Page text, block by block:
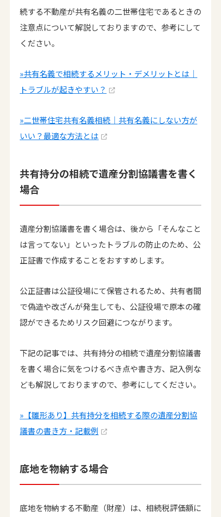
続する不動産が共有名義の二世帯住宅であるときの
注意点について解説しておりますので、参考にして
ください。
»共有名義で相続するメリット・デメリットとは｜
トラブルが起きやすい？
»二世帯住宅共有名義相続｜共有名義にしない方が
いい？最適な方法とは
共有持分の相続で遺産分割協議書を書く
場合
遺産分割協議書を書く場合は、後から「そんなこと
は言ってない」といったトラブルの防止のため、公
正証書で作成することをおすすめします。
公正証書は公証役場にて保管されるため、共有者間
で偽造や改ざんが発生しても、公証役場で原本の確
認ができるためリスク回避につながります。
下記の記事では、共有持分の相続で遺産分割協議書
を書く場合に気をつけるべき点や書き方、記入例な
ども解説しておりますので、参考にしてください。
»【雛形あり】共有持分を相続する際の遺産分割協
議書の書き方・記載例
底地を物納する場合
底地を物納する不動産（財産）は、相続税評価額に